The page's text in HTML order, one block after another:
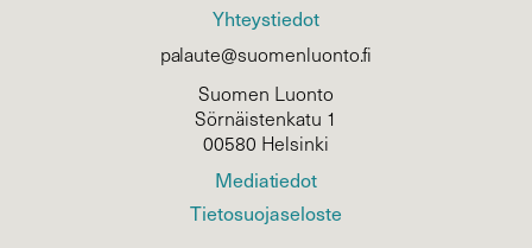
Yhteystiedot
palaute@suomenluonto.fi
Suomen Luonto
Sörnäistenkatu 1
00580 Helsinki
Mediatiedot
Tietosuojaseloste